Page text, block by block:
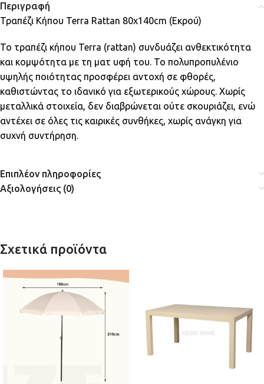
Περιγραφή
Τραπέζι Κήπου Terra Rattan 80x140cm (Εκρού)
Το τραπέζι κήπου Terra (rattan) συνδυάζει ανθεκτικότητα
και κομψότητα με τη ματ υφή του. Το πολυπροπυλένιο
υψηλής ποιότητας προσφέρει αντοχή σε φθορές,
καθιστώντας το ιδανικό για εξωτερικούς χώρους. Χωρίς
μεταλλικά στοιχεία, δεν διαβρώνεται ούτε σκουριάζει, ενώ
αντέχει σε όλες τις καιρικές συνθήκες, χωρίς ανάγκη για
συχνή συντήρηση.
Επιπλέον πληροφορίες
Αξιολογήσεις (0)
Σχετικά προϊόντα